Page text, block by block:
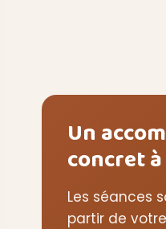
Un
concret
Les séances
partir de